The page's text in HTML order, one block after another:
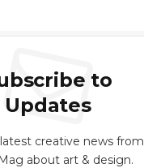
to
Updates
creative news from
about art & design.